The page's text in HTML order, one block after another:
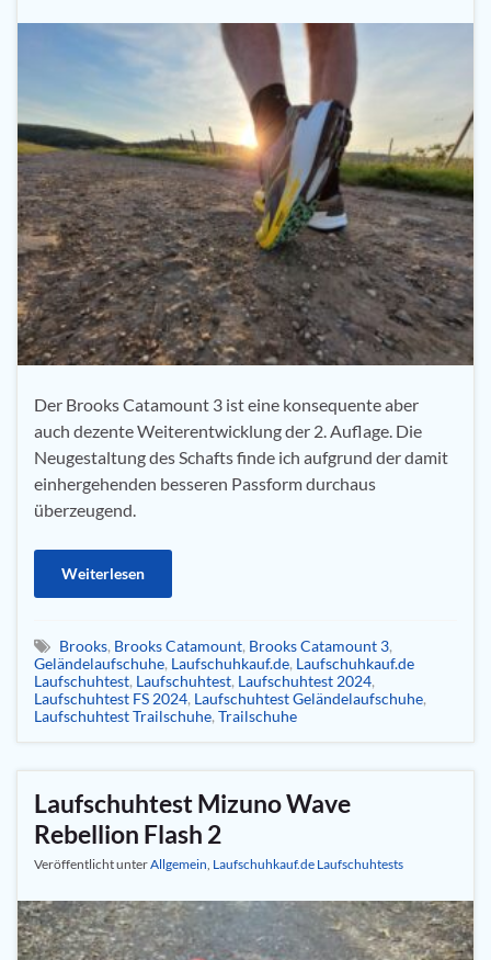
Der Brooks Catamount 3 ist eine konsequente aber
auch dezente Weiterentwicklung der 2. Auflage. Die
Neugestaltung des Schafts finde ich aufgrund der damit
einhergehenden besseren Passform durchaus
überzeugend.
Weiterlesen
Brooks, Brooks Catamount, Brooks Catamount 3,
Geländelaufschuhe, Laufschuhkauf.de, Laufschuhkauf.de
Laufschuhtest, Laufschuhtest, Laufschuhtest 2024,
Laufschuhtest FS 2024, Laufschuhtest Geländelaufschuhe,
Laufschuhtest Trailschuhe, Trailschuhe
Laufschuhtest Mizuno Wave
Rebellion Flash 2
Veröffentlicht unterAllgemein Laufschuhkauf.de Laufschuhtests